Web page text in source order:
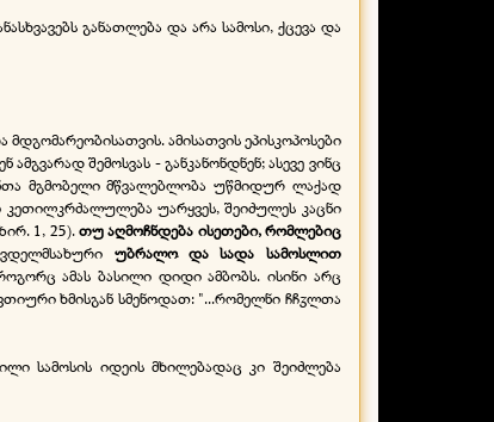
განათლება და არა სამოსი, ქცევა და
ამისათვის ეპისკოპოსები
შემოსვას -განკანონდნენ; ასევე ვინც
მგმობელი მწვალებლობა უწმიდურ ლაქად
კეთილკრძალულება უარყვეს, შეიძულეს კაცნი
1, 25).თუ აღმოჩნდება ისეთები, რომლებიც
უბრალო და სადა სამოსლით
ამას ბასილი დიდი ამბობს. ისინი არც
ხმისგან სმენოდათ: "...რომელნი ჩჩჳლთა
სამოსის იდეის მხილებადაც კი შეიძლება